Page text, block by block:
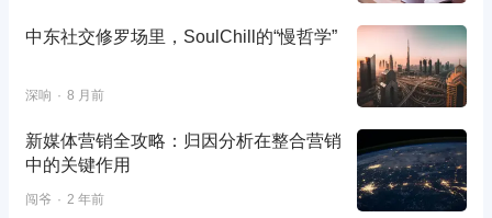
中东社交修罗场里，SoulChill的“慢哲学”
深响 8 月前
新媒体营销全攻略：归因分析在整合营销
中的关键作用
闯爷 2 年前